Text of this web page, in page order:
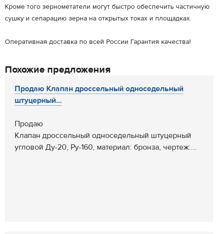
Кроме того зернометатели могут быстро обеспечить частичную
сушку и сепарацию зерна на открытых токах и площадках.
Оперативная доставка по всей России Гарантия качества!
Похожие предложения
Продаю Клапан дроссельный односедельный
штуцерный...
Продаю
Клапан дроссельный односедельный штуцерный
угловой Ду-20, Ру-160, материал: бронза, чертеж:...